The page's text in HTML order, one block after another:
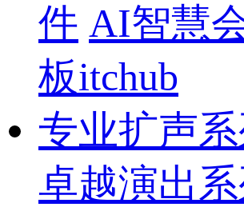
件 AI智慧
板itchub
专业扩声
卓越演出